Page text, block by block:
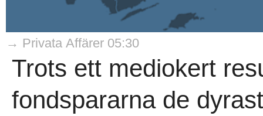
→ Privata Affärer 05:30
Trots ett mediokert
fondspararna de